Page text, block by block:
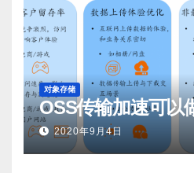
对象存储
OSS传输加速可以
2020年9月4日